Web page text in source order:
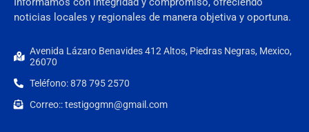
noticias locales y regionales de manera objetiva y oportuna.
Avenida Lázaro Benavides 412 Altos, Piedras Negras, Mexico,
26070
Teléfono: 878 795 2570
Correo:: testigogmn@gmail.com